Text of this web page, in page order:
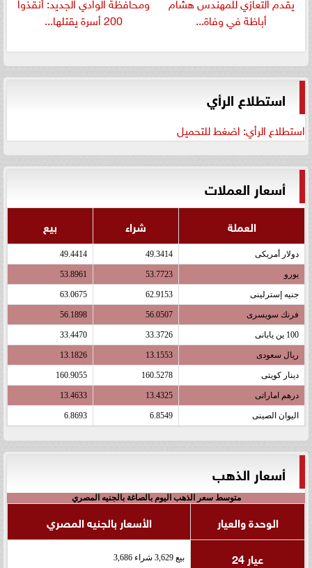
أباظة في وفاة...
200 أسرة يقتلها...
استطلاع الرأي
استطلاع الرأي: اضغط للتحميل
أسعار العملات
العملة شراء بيع
دولار أمريكى 49.3414
49.4414
يورو 53.7723
53.8961
جنيه إسترلينى 62.9153
63.0675
فرنك سويسرى 56.0507
56.1898
100 ين يابانى 33.3726
33.4470
ريال سعودى 13.1553
13.1826
دينار كويتى 160.5278
160.9055
درهم اماراتى 13.4325
13.4633
اليوان الصينى 6.8549
6.8693
أسعار الذهب
متوسط سعر الذهب اليوم بالصاغة بالجنيه المصري
الوحدة والعيار
الأسعار بالجنيه المصري
عيار 24
بيع 3,629 شراء 3,686